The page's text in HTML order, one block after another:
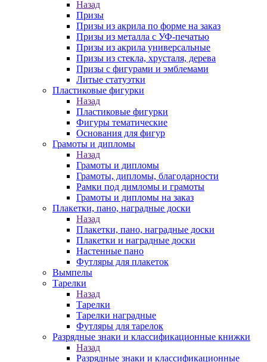
Назад
Призы
Призы из акрила по форме на заказ
Призы из металла с УФ-печатью
Призы из акрила универсальные
Призы из стекла, хрусталя, дерева
Призы с фигурами и эмблемами
Литые статуэтки
Пластиковые фигурки
Назад
Пластиковые фигурки
Фигуры тематические
Основания для фигур
Грамоты и дипломы
Назад
Грамоты и дипломы
Грамоты, дипломы, благодарности
Рамки под димломы и грамоты
Грамоты и дипломы на заказ
Плакетки, пано, наградные доски
Назад
Плакетки, пано, наградные доски
Плакетки и наградные доски
Настенные пано
Футляры для плакеток
Вымпелы
Тарелки
Назад
Тарелки
Тарелки наградные
Футляры для тарелок
Разрядные знаки и классификационные книжки
Назад
Разрядные знаки и классификационные